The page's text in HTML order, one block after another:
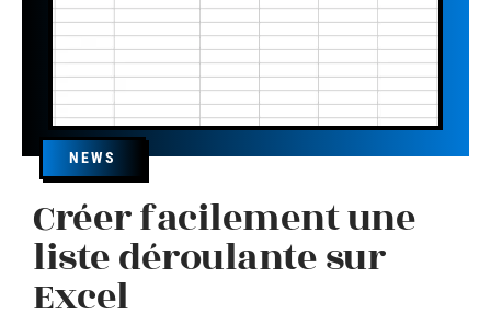
NEWS
Créer facilement une
liste déroulante sur
Excel